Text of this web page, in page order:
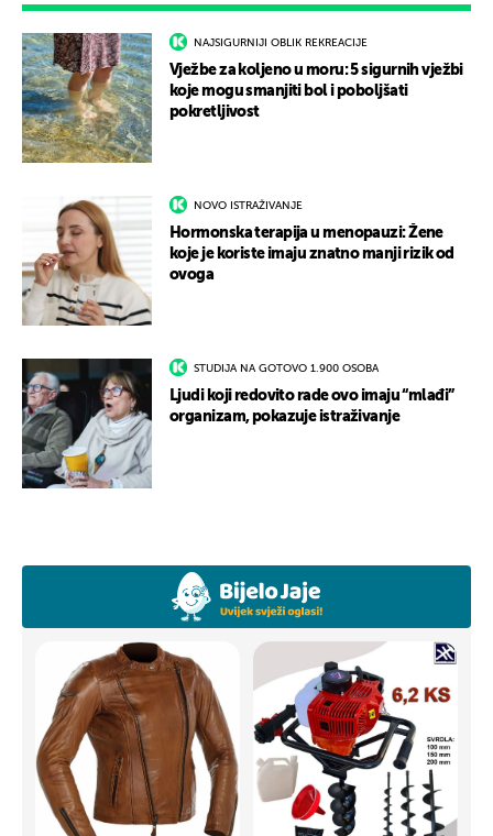
NAJSIGURNIJI OBLIK REKREACIJE
Vježbe za koljeno u moru: 5 sigurnih vježbi
koje mogu smanjiti bol i poboljšati
pokretljivost
NOVO ISTRAŽIVANJE
Hormonska terapija u menopauzi: Žene
koje je koriste imaju znatno manji rizik od
ovoga
STUDIJA NA GOTOVO 1.900 OSOBA
Ljudi koji redovito rade ovo imaju “mlađi”
organizam, pokazuje istraživanje